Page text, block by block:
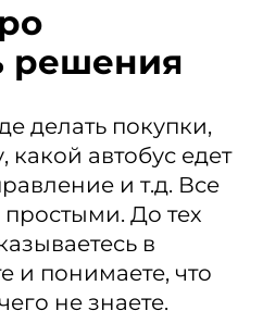
решения
делать покупки,
какой автобус едет
и т.д. Все
До тех
в
и понимаете, что
не знаете.